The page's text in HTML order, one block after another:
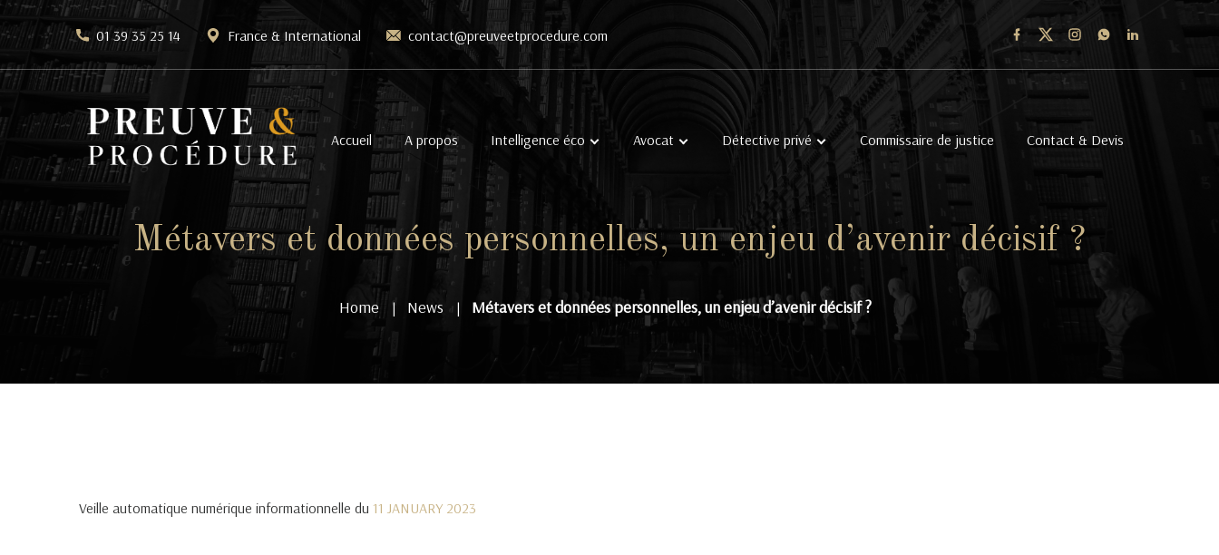
01 39 35 25 14 France & International contact@preuveetprocedure.com
Accueil A propos Intelligence éco Avocat Détective privé Commissaire de justice Contact & Devis
Métavers et données personnelles, un enjeu d’avenir décisif ?
Home | News | Métavers et données personnelles, un enjeu d’avenir décisif ?
Veille automatique numérique informationnelle du 11 JANUARY 2023